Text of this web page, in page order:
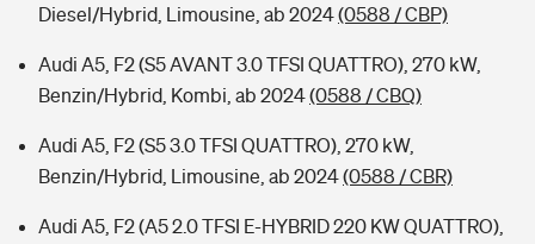
Diesel/Hybrid, Limousine, ab 2024(0588 / CBP)
Audi A5, F2 (S5 AVANT 3.0 TFSI QUATTRO), 270 kW,
Benzin/Hybrid, Kombi, ab 2024(0588 / CBQ)
Audi A5, F2 (S5 3.0 TFSI QUATTRO), 270 kW,
Benzin/Hybrid, Limousine, ab 2024(0588 / CBR)
Audi A5, F2 (A5 2.0 TFSI E-HYBRID 220 KW QUATTRO),